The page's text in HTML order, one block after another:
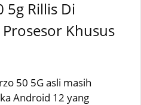
5g Rillis Di
Khusus
50 5G asli masih
Android 12 yang